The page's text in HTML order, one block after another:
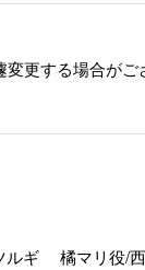
更する場合がご
ルギ 橘マリ役